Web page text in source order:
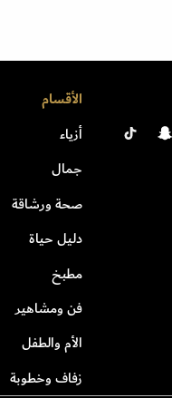
الأقسام
أزياء
جمال
صحة ورشاقة
دليل حياة
مطبخ
فن ومشاهير
الأم والطفل
زفاف وخطوبة